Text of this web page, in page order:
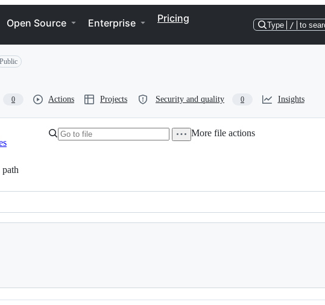
Open Source Enterprise Pricing
Type / to
Public
0 Actions Projects Security and quality 0 Insights
More file actions